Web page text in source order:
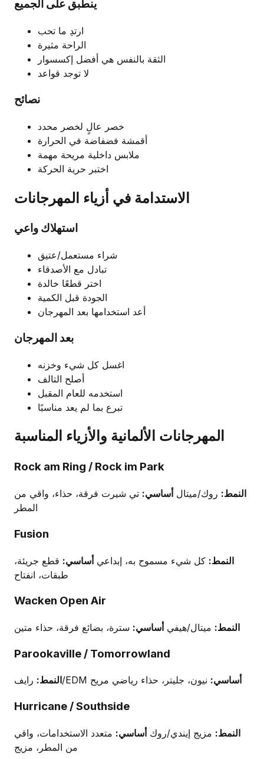
ينطبق على الجميع
ارتدِ ما تحب
الراحة مثيرة
الثقة بالنفس هي أفضل إكسسوار
لا توجد قواعد
نصائح
خصر عالٍ لخصر محدد
أقمشة فضفاضة في الحرارة
ملابس داخلية مريحة مهمة
اختبر حرية الحركة
الاستدامة في أزياء المهرجانات
استهلاك واعي
شراء مستعمل/عتيق
تبادل مع الأصدقاء
اختر قطعًا خالدة
الجودة قبل الكمية
أعد استخدامها بعد المهرجان
بعد المهرجان
اغسل كل شيء وخزنه
أصلح التالف
استخدمه للعام المقبل
تبرع بما لم يعد مناسبًا
المهرجانات الألمانية والأزياء المناسبة
Rock am Ring / Rock im Park
النمط: روك/ميتال أساسي: تي شيرت فرقة، حذاء، واقي من
المطر
Fusion
النمط: كل شيء مسموح به، إبداعيأساسي: قطع جريئة،
طبقات، انفتاح
Wacken Open Air
النمط: ميتال/هيفيأساسي: سترة، بضائع فرقة، حذاء متين
Parookaville / Tomorrowland
النمط:رايف/EDM أساسي: نيون، جليتر، حذاء رياضي مريح
Hurricane / Southside
النمط: مزيج إيندي/روكأساسي: متعدد الاستخدامات، واقي
من المطر، مزيج